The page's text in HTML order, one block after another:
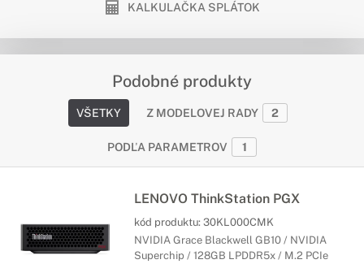
KALKULAČKA SPLÁTOK
Podobné produkty
VŠETKY Z MODELOVEJ RADY 2
PODĽA PARAMETROV 1
LENOVO ThinkStation PGX
kód produktu: 30KL000CMK
NVIDIA Grace Blackwell GB10 / NVIDIA
Superchip / 128GB LPDDR5x / M.2 PCIe